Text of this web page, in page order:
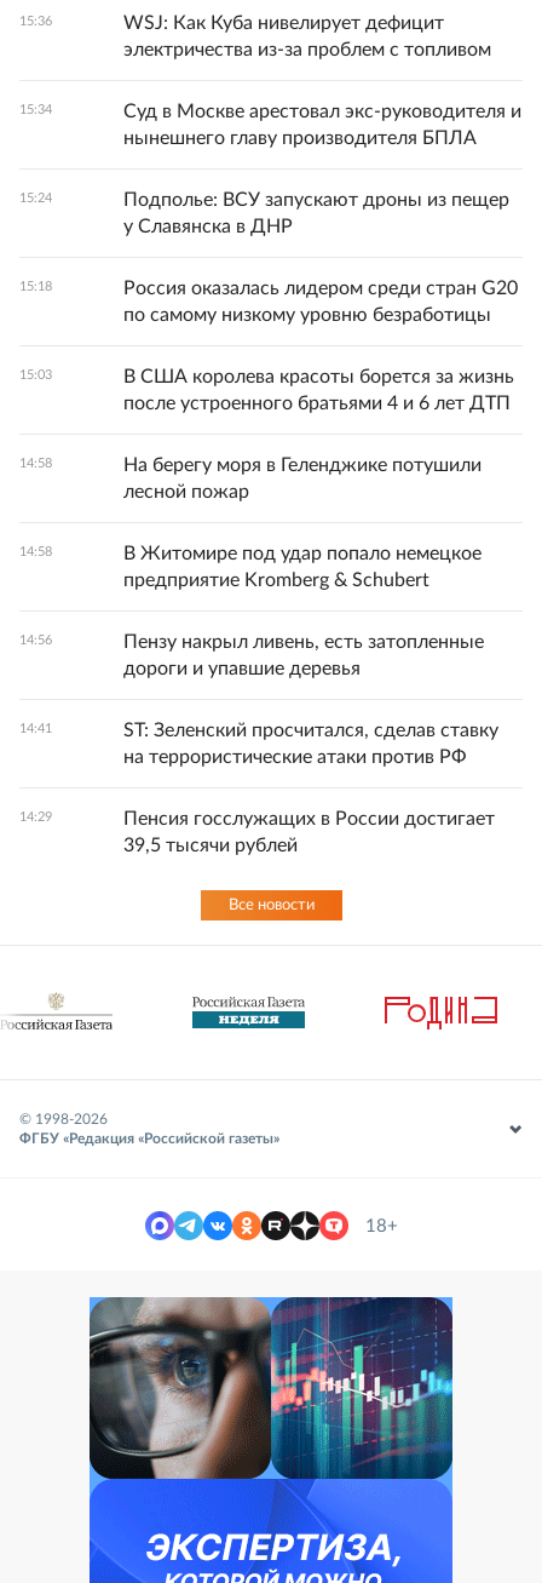
15:36
WSJ: Как Куба нивелирует дефицит
электричества из-за проблем с топливом
15:34
Суд в Москве арестовал экс-руководителя и
нынешнего главу производителя БПЛА
15:24
Подполье: ВСУ запускают дроны из пещер
у Славянска в ДНР
15:18
Россия оказалась лидером среди стран G20
по самому низкому уровню безработицы
15:03
В США королева красоты борется за жизнь
после устроенного братьями 4 и 6 лет ДТП
14:58
На берегу моря в Геленджике потушили
лесной пожар
14:58
В Житомире под удар попало немецкое
предприятие Kromberg & Schubert
14:56
Пензу накрыл ливень, есть затопленные
дороги и упавшие деревья
14:41
ST: Зеленский просчитался, сделав ставку
на террористические атаки против РФ
14:29
Пенсия госслужащих в России достигает
39,5 тысячи рублей
Все новости
© 1998-2026
ФГБУ «Редакция «Российской газеты»
18+